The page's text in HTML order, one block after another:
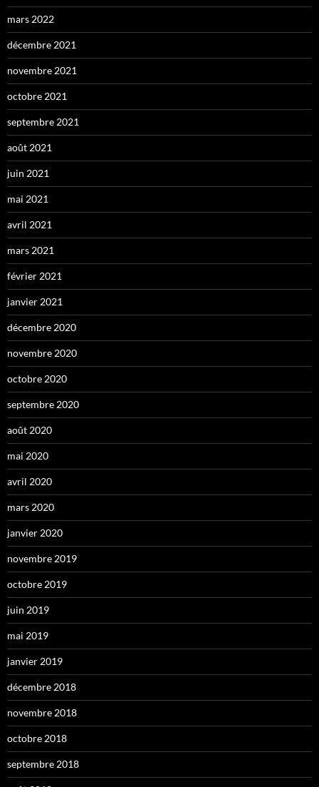
mars 2022
décembre 2021
novembre 2021
octobre 2021
septembre 2021
août 2021
juin 2021
mai 2021
avril 2021
mars 2021
février 2021
janvier 2021
décembre 2020
novembre 2020
octobre 2020
septembre 2020
août 2020
mai 2020
avril 2020
mars 2020
janvier 2020
novembre 2019
octobre 2019
juin 2019
mai 2019
janvier 2019
décembre 2018
novembre 2018
octobre 2018
septembre 2018